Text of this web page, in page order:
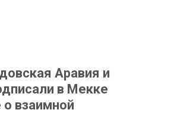
Аравия и
в Мекке
взаимной